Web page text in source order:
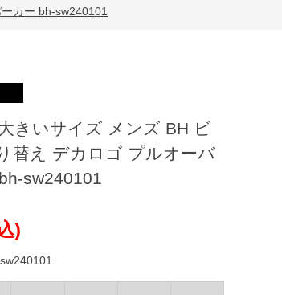
カー bh-sw240101
大きいサイズ メンズ BH ビ
替え デカロゴ プルオーバ
sw240101
)